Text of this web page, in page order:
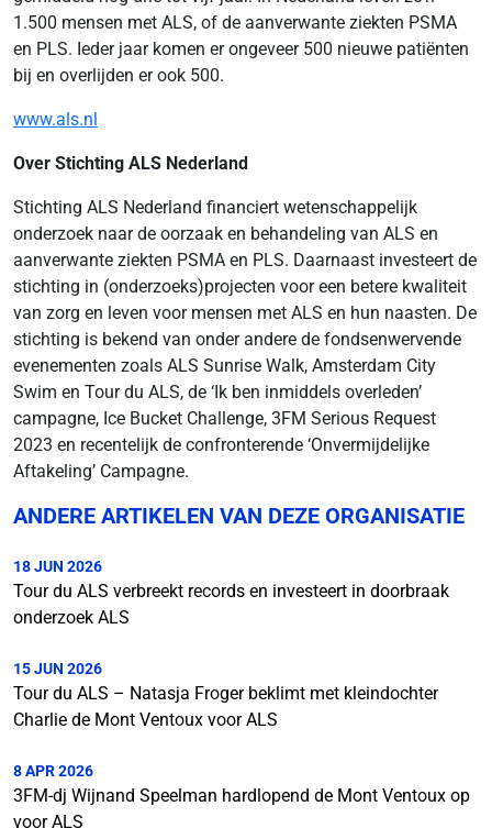
1.500 mensen met ALS, of de aanverwante ziekten PSMA
en PLS. Ieder jaar komen er ongeveer 500 nieuwe patiënten
bij en overlijden er ook 500.
www.als.nl
Over Stichting ALS Nederland
Stichting ALS Nederland financiert wetenschappelijk
onderzoek naar de oorzaak en behandeling van ALS en
aanverwante ziekten PSMA en PLS. Daarnaast investeert de
stichting in (onderzoeks)projecten voor een betere kwaliteit
van zorg en leven voor mensen met ALS en hun naasten. De
stichting is bekend van onder andere de fondsenwervende
evenementen zoals ALS Sunrise Walk, Amsterdam City
Swim en Tour du ALS, de ‘Ik ben inmiddels overleden’
campagne, Ice Bucket Challenge, 3FM Serious Request
2023 en recentelijk de confronterende ‘Onvermijdelijke
Aftakeling’ Campagne.
ANDERE ARTIKELEN VAN DEZE ORGANISATIE
18 JUN 2026
Tour du ALS verbreekt records en investeert in doorbraak
onderzoek ALS
15 JUN 2026
Tour du ALS – Natasja Froger beklimt met kleindochter
Charlie de Mont Ventoux voor ALS
8 APR 2026
3FM-dj Wijnand Speelman hardlopend de Mont Ventoux op
voor ALS